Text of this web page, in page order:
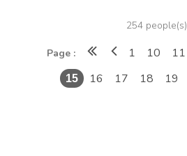
254 people(s)
Page : 1 10 11
15 16 17 18 19